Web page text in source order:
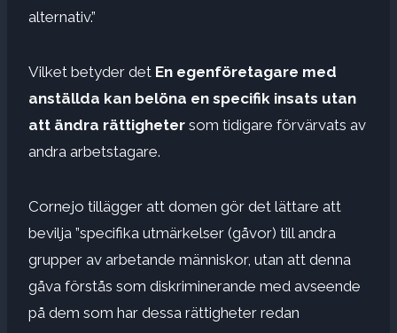
alternativ.”
Vilket betyder det En egenföretagare med
anställda kan belöna en specifik insats utan
att ändra rättigheter som tidigare förvärvats av
andra arbetstagare.
Cornejo tillägger att domen gör det lättare att
bevilja ”specifika utmärkelser (gåvor) till andra
grupper av arbetande människor, utan att denna
gåva förstås som diskriminerande med avseende
på dem som har dessa rättigheter redan